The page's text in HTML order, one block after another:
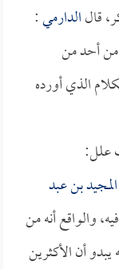
قالالدارمي:
أحد من
الذي أورده
علل:
بن عبد
والواقع أنه من
أن الأكثرين